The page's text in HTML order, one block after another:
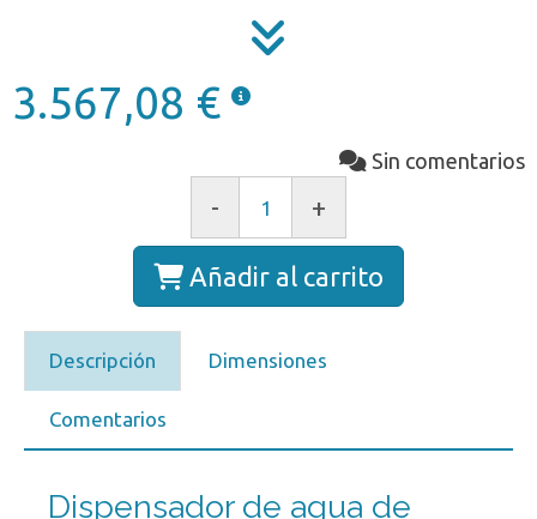
3.567,08 €
Sin comentarios
- +
Añadir al carrito
Descripción Dimensiones
Comentarios
Dispensador de agua de